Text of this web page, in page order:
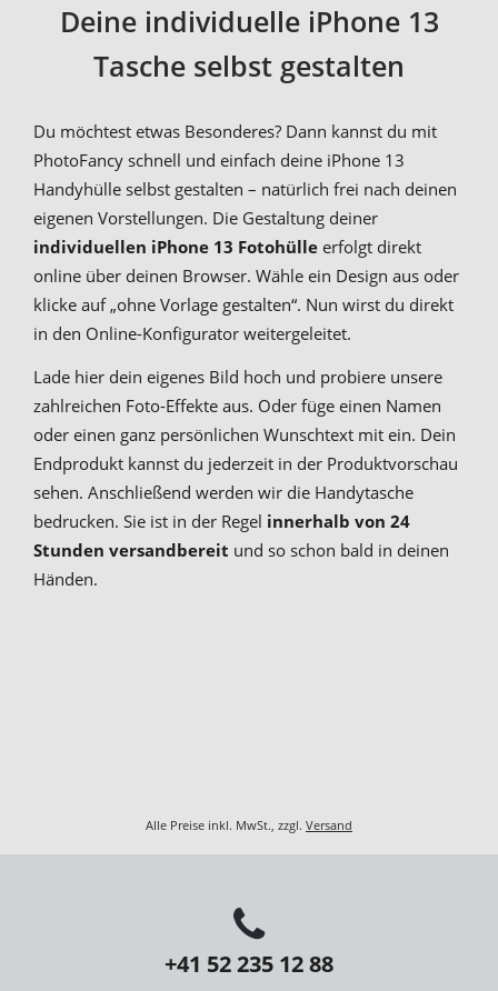
Deine individuelle iPhone 13
Tasche selbst gestalten
Du möchtest etwas Besonderes? Dann kannst du mit
PhotoFancy schnell und einfach deine iPhone 13
Handyhülle selbst gestalten – natürlich frei nach deinen
eigenen Vorstellungen. Die Gestaltung deiner
individuellen iPhone 13 Fotohülle erfolgt direkt
online über deinen Browser. Wähle ein Design aus oder
klicke auf „ohne Vorlage gestalten“. Nun wirst du direkt
in den Online-Konfigurator weitergeleitet.
Lade hier dein eigenes Bild hoch und probiere unsere
zahlreichen Foto-Effekte aus. Oder füge einen Namen
oder einen ganz persönlichen Wunschtext mit ein. Dein
Endprodukt kannst du jederzeit in der Produktvorschau
sehen. Anschließend werden wir die Handytasche
bedrucken. Sie ist in der Regel innerhalb von 24
Stunden versandbereit und so schon bald in deinen
Händen.
Alle Preise inkl. MwSt., zzgl. Versand
+41 52 235 12 88